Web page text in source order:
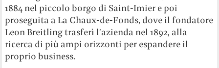
1884 nel piccolo borgo di Saint-Imier e poi
proseguita a La Chaux-de-Fonds, dove il fondatore
Leon Breitling trasferì l’azienda nel 1892, alla
ricerca di più ampi orizzonti per espandere il
proprio business.